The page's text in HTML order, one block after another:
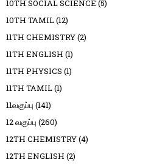
10TH SOCIAL SCIENCE (5)
10TH TAMIL(12)
11TH CHEMISTRY(2)
11TH ENGLISH (1)
11TH PHYSICS (1)
11TH TAMIL(1)
11வகுப்பு (141)
12 வகுப்பு (260)
12TH CHEMISTRY(4)
12TH ENGLISH (2)